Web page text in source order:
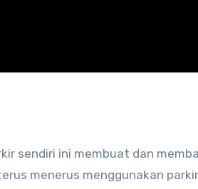
sendiri ini membuat dan
menerus menggunakan